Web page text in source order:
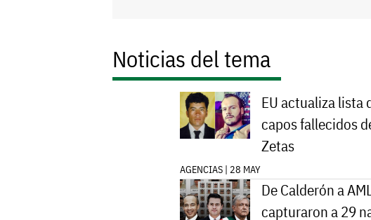
Noticias del tema
EU actualiza lista
capos fallecidos
Zetas
AGENCIAS | 28 MAY
De Calderón a
capturaron a 29